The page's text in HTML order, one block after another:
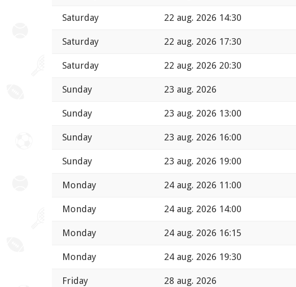
Saturday 22 aug. 2026 14:30
Saturday 22 aug. 2026 17:30
Saturday 22 aug. 2026 20:30
Sunday 23 aug. 2026
Sunday 23 aug. 2026 13:00
Sunday 23 aug. 2026 16:00
Sunday 23 aug. 2026 19:00
Monday 24 aug. 2026 11:00
Monday 24 aug. 2026 14:00
Monday 24 aug. 2026 16:15
Monday 24 aug. 2026 19:30
Friday 28 aug. 2026